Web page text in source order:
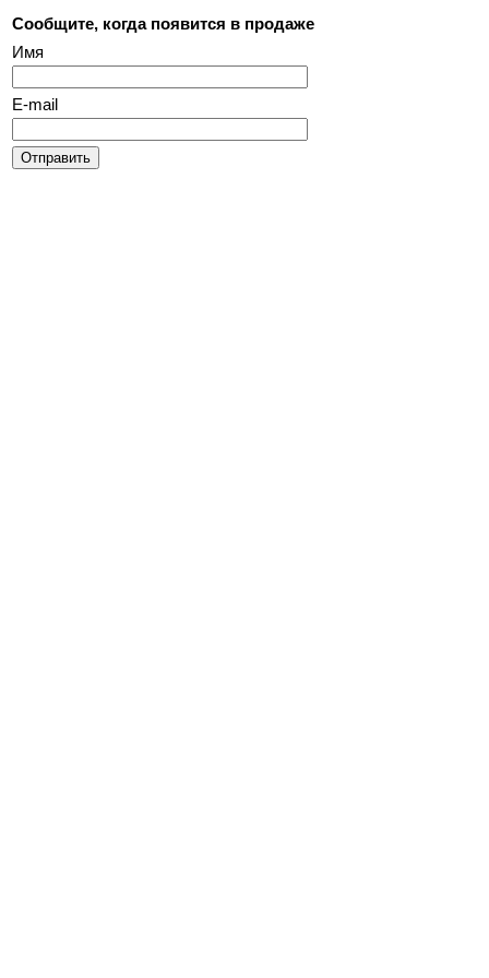
Сообщите, когда появится в продаже
Имя
E-mail